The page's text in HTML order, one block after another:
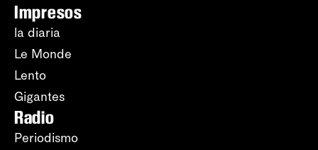
Impresos
la diaria
Le Monde
Lento
Gigantes
Radio
Periodismo